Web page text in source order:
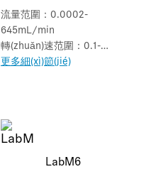
流量范圍：0.0002-
645mL/min
轉(zhuǎn)速范圍：0.1-
150rpm
更多細(xì)節(jié)
LabM6